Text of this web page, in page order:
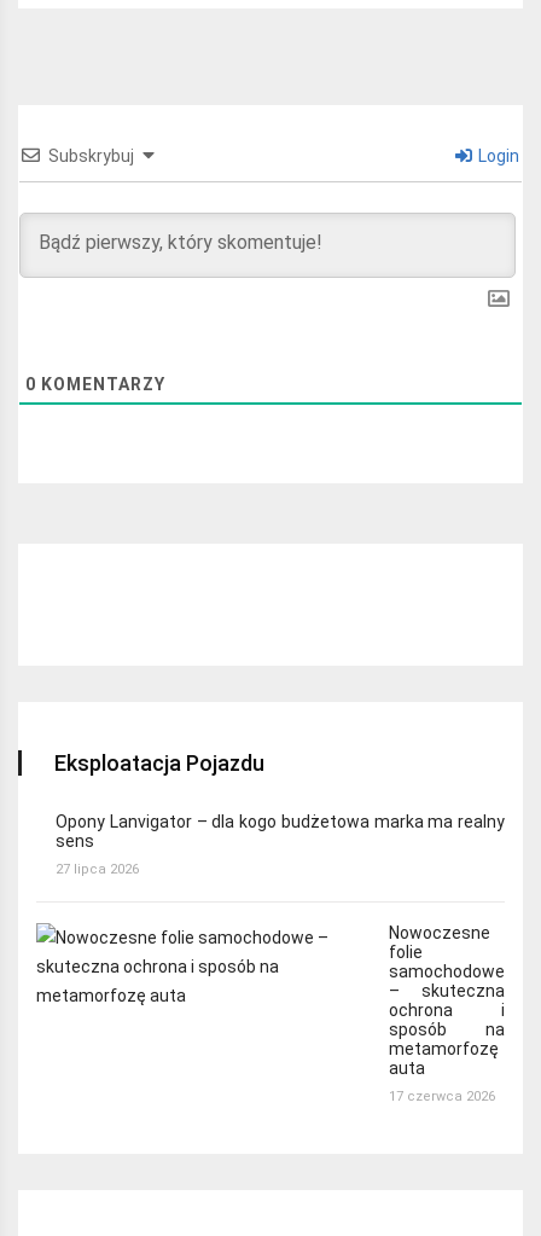
Subskrybuj Login
0 KOMENTARZY
Eksploatacja Pojazdu
Opony Lanvigator – dla kogo budżetowa marka ma realny
sens
27 lipca 2026
Nowoczesne
folie
samochodowe
– skuteczna
ochrona i
sposób na
metamorfozę
auta
17 czerwca 2026